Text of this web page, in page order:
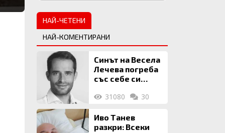
НАЙ-ЧЕТЕНИ
НАЙ-КОМЕНТИРАНИ
Синът на Весела
Лечева погреба
със себе си
млн. евро
31080 30
Иво Танев
разкри: Всеки